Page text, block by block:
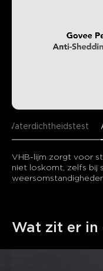
Waterdichtheidstest
VHB-lijm zorgt voor
niet loskomt, zelfs bij
Wat zit er in